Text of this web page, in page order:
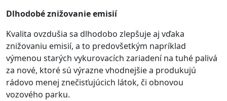
Dlhodobé znižovanie emisií
Kvalita ovzdušia sa dlhodobo zlepšuje aj vďaka
znižovaniu emisií, a to predovšetkým napríklad
výmenou starých vykurovacích zariadení na tuhé palivá
za nové, ktoré sú výrazne vhodnejšie a produkujú
rádovo menej znečisťujúcich látok, či obnovou
vozového parku.